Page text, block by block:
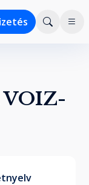
VOIZ-